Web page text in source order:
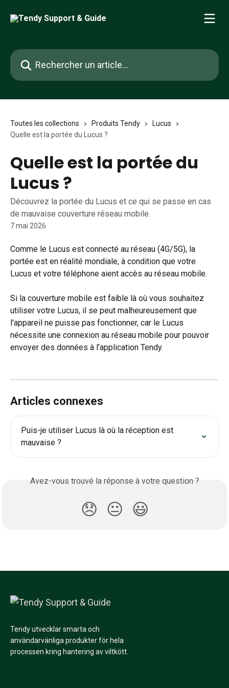
Rechercher un article...
Toutes les collections Produits Tendy
Lucus
Quelle est la portée du Lucus ?
Quelle est la portée du
Lucus ?
Découvrez la portée du Lucus et ce qui se passe en cas
de mauvaise couverture réseau mobile.
7 mai 2026
Comme le Lucus est connecté au réseau (4G/5G), la
portée est en réalité mondiale, à condition que votre
Lucus et votre téléphone aient accès au réseau mobile.
Si la couverture mobile est faible là où vous souhaitez
utiliser votre Lucus, il se peut malheureusement que
l'appareil ne puisse pas fonctionner, car le Lucus
nécessite une connexion au réseau mobile pour pouvoir
envoyer des données à l'application Tendy.
Articles connexes
Puis-je utiliser Lucus là où la réception est
mauvaise ?
Avez-vous trouvé la réponse à votre question ?
😞 😐 😃
Tendy utvecklar smarta och
användarvänliga produkter för hela
processen kring hantering av viltkött.